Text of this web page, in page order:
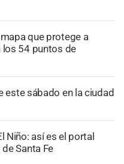
mapa que protege a
los 54 puntos de
este sábado en la ciudad
Niño: así es el portal
Santa Fe